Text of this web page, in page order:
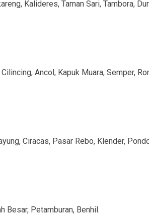
Kalideres, Taman Sari, Tambora,
Ancol, Kapuk Muara, Semper,
Ciracas, Pasar Rebo, Klender,
Besar, Petamburan, Benhil.